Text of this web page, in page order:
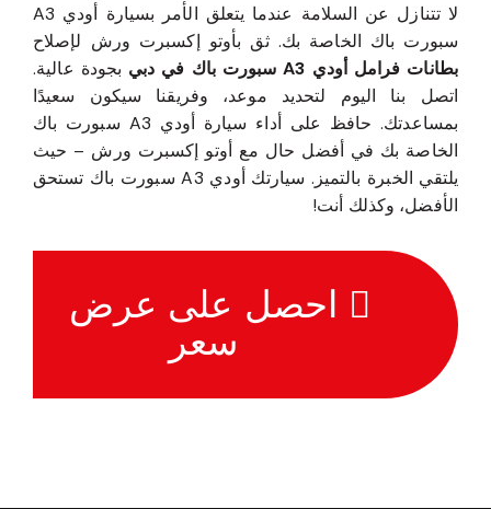
لا تتنازل عن السلامة عندما يتعلق الأمر بسيارة أودي A3
سبورت باك الخاصة بك. ثق بأوتو إكسبرت ورش لإصلاح
بطانات فرامل أودي A3 سبورت باك في دبي
بجودة عالية.
اتصل بنا اليوم لتحديد موعد، وفريقنا سيكون سعيدًا
بمساعدتك. حافظ على أداء سيارة أودي A3 سبورت باك
الخاصة بك في أفضل حال مع أوتو إكسبرت ورش – حيث
يلتقي الخبرة بالتميز. سيارتك أودي A3 سبورت باك تستحق
الأفضل، وكذلك أنت!
احصل على عرض
سعر